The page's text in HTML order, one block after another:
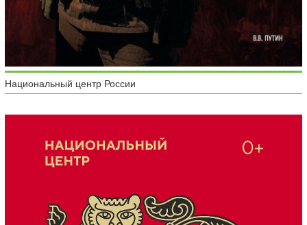
Национальный центр России